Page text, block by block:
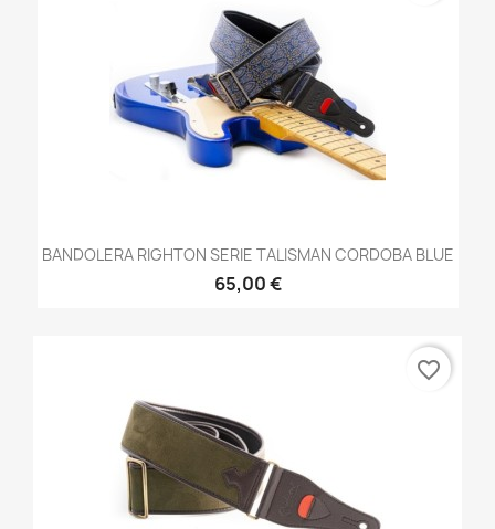
BANDOLERA RIGHTON SERIE TALISMAN CORDOBA BLUE
65,00 €
favorite_border